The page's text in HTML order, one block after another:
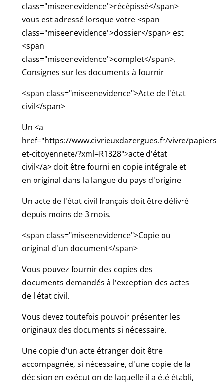
class="miseenevidence">récépissé</span>
vous est adressé lorsque votre <span
class="miseenevidence">dossier</span> est
<span
class="miseenevidence">complet</span>.
Consignes sur les documents à fournir
<span class="miseenevidence">Acte de l'état
civil</span>
Un <a
href="https://www.civrieuxdazergues.fr/vivre/
et-citoyennete/?xml=R1828">acte d'état
civil</a> doit être fourni en copie intégrale et
en original dans la langue du pays d'origine.
Un acte de l'état civil français doit être délivré
depuis moins de 3 mois.
<span class="miseenevidence">Copie ou
original d'un document</span>
Vous pouvez fournir des copies des
documents demandés à l'exception des actes
de l'état civil.
Vous devez toutefois pouvoir présenter les
originaux des documents si nécessaire.
Une copie d'un acte étranger doit être
accompagnée, si nécessaire, d'une copie de la
décision en exécution de laquelle il a été établi,